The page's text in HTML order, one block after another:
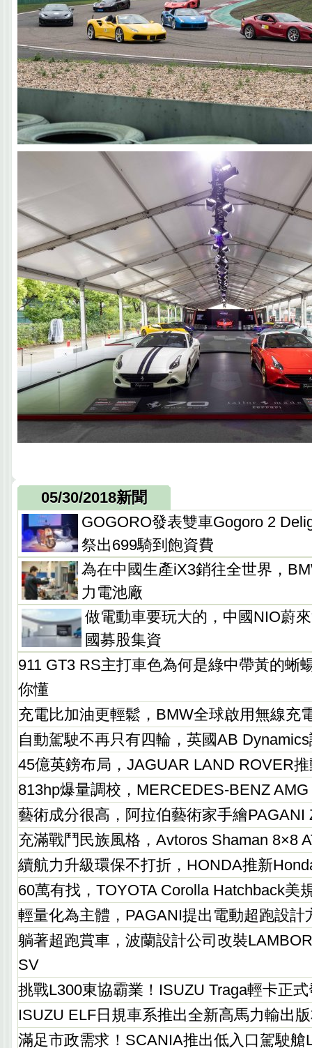
05/30/2018新聞
GOGORO發表雙車Gogoro 2
祭出699騎到飽資費
為在中國生產iX3銷往全世界，
力電池廠
做電動車要玩大的，中國NIO蔚
國募股集資
911 GT3 RS主打車色為何是綠中帶黃的蜥
你懂
充電比加油更輕鬆，BMW全球啟用無線充
自動駕駛不再只有四輪，英國AB
45億英鎊布局，JAGUAR LAND ROVER
813hp爆量調校，MERCEDES-BENZ
藝術成分很高，阿拉伯藝術家手繪PAGANI
充滿戰鬥民族風格，Avtoros Shaman 8×8
續航力升級環保不打折，HONDA推新
60萬有找，TOYOTA Corolla Hatchback美
輕量化為主體，PAGANI提出電動超跑設計
躺著超跑賞車，波蘭設計公司改裝
SV
挑戰L300東協霸業！ISUZU Traga輕卡正
ISUZU ELF日規車系推出全新高馬力輸出
滿足市政需求！SCANIA推出低入口駕駛艙